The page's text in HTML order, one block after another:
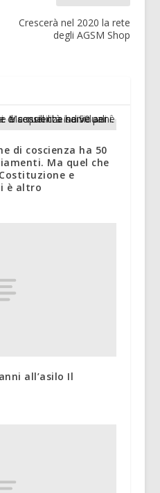
Crescerà nel 2020 la rete
degli AGSM Shop
di coscienza ha 50
Ma quel che
e
è altro
all’asilo Il